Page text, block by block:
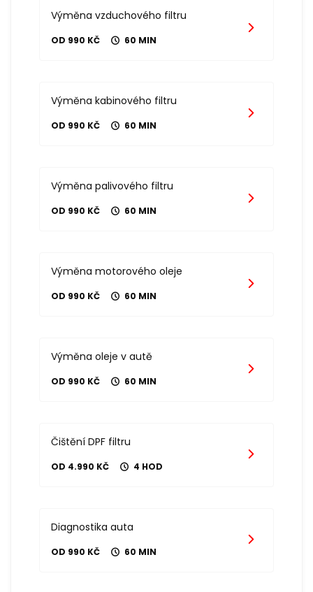
Výměna vzduchového filtru
OD 990 KČ 60 MIN
Výměna kabinového filtru
OD 990 KČ 60 MIN
Výměna palivového filtru
OD 990 KČ 60 MIN
Výměna motorového oleje
OD 990 KČ 60 MIN
Výměna oleje v autě
OD 990 KČ 60 MIN
Čištění DPF filtru
OD 4.990 KČ 4 HOD
Diagnostika auta
OD 990 KČ 60 MIN